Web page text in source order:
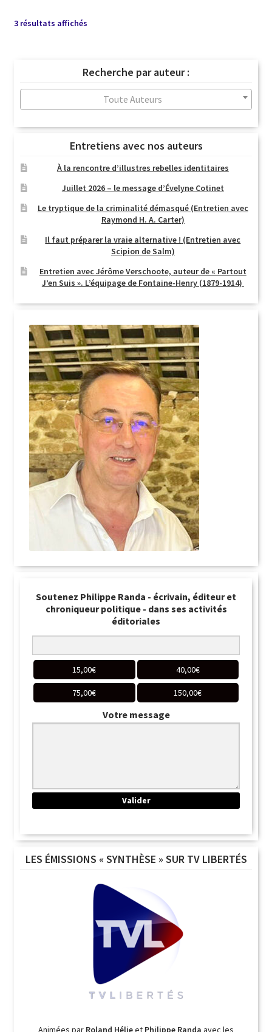
3 résultats affichésTrié
au
plus
ancien
Recherche par auteur :
Toute Auteurs
Entretiens avec nos auteurs
À la rencontre d’illustres rebelles identitaires
Juillet 2026 – le message d’Évelyne Cotinet
Le tryptique de la criminalité démasqué (Entretien avec
Raymond H. A. Carter)
Il faut préparer la vraie alternative ! (Entretien avec
Scipion de Salm)
Entretien avec Jérôme Verschoote, auteur de « Partout
J’en Suis ». L’équipage de Fontaine-Henry (1879-1914)
Soutenez Philippe Randa - écrivain, éditeur et
chroniqueur politique - dans ses activités
éditoriales
15,00€ 40,00€
75,00€ 150,00€
Votre message
LES ÉMISSIONS « SYNTHÈSE » SUR TV LIBERTÉS
Animées par Roland Hélieet Philippe Randa avec les